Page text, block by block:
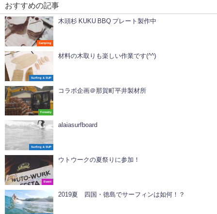
おすすめの記事
Camping
木頭杉 KUKU BBQ プレート製作中
Surfing & SUP
材料の木取りも楽しい作業です(^^)
Forestry
コラボ企画＠那賀町平井製材所
Surfing & SUP
alaiasurfboard
Event
ウトウークの夏祭りに参加！
2019夏 四国・徳島でサーフィンは如何！？